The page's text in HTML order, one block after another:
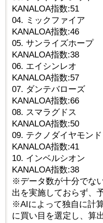
KANALOA指数:51
04. ミックファイア
KANALOA指数:46
05. サンライズホープ
KANALOA指数:38
06. エイシンレオ
KANALOA指数:57
07. ダンテバローズ
KANALOA指数:66
08. スマラグドス
KANALOA指数:50
09. テクノダイヤモンド
KANALOA指数:41
10. インベルシオン
KANALOA指数:38
※データ数が十分でな
出を実施しておらず、
※AIによって独自に計
に買い目を選定し、算